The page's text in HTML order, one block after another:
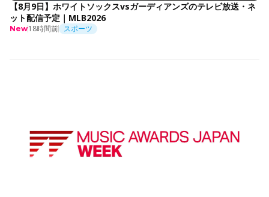
【8月9日】ホワイトソックスvsガーディアンズのテレビ放送・ネ
ット配信予定｜MLB2026
New18時間前 スポーツ